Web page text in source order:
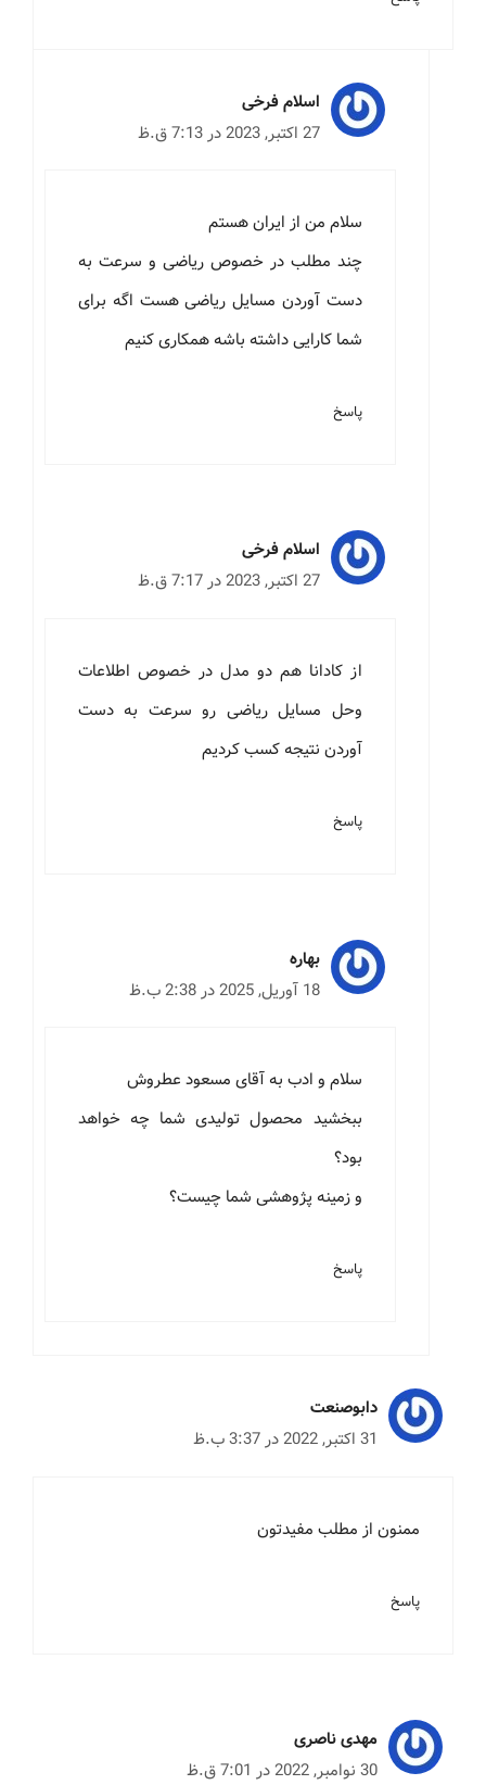
اسلام فرخی
27 اکتبر, 2023 در 7:13 ق.ظ
سلام من از ایران هستم
چند مطلب در خصوص ریاضی و سرعت به
دست آوردن مسایل ریاضی هست اگه برای
شما کارایی داشته باشه همکاری کنیم
پاسخ
اسلام فرخی
27 اکتبر, 2023 در 7:17 ق.ظ
از کادانا هم دو مدل در خصوص اطلاعات
وحل مسایل ریاضی رو سرعت به دست
آوردن نتیجه کسب کردیم
پاسخ
بهاره
18 آوریل, 2025 در 2:38 ب.ظ
سلام و ادب به آقای مسعود عطروش
ببخشید محصول تولیدی شما چه خواهد
بود؟
و زمینه پژوهشی شما چیست؟
پاسخ
دابوصنعت
31 اکتبر, 2022 در 3:37 ب.ظ
ممنون از مطلب مفیدتون
پاسخ
مهدی ناصری
30 نوامبر, 2022 در 7:01 ق.ظ